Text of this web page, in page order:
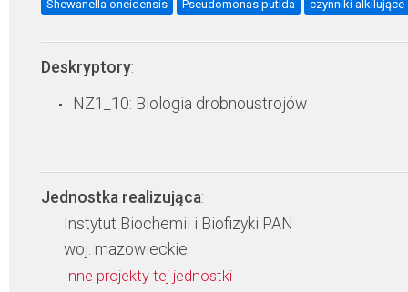
Shewanella oneidensis Pseudomonas putida czynniki alkilujące
Deskryptory:
NZ1_10: Biologia drobnoustrojów
Jednostka realizująca:
Instytut Biochemii i Biofizyki PAN
woj. mazowieckie
Inne projekty tej jednostki